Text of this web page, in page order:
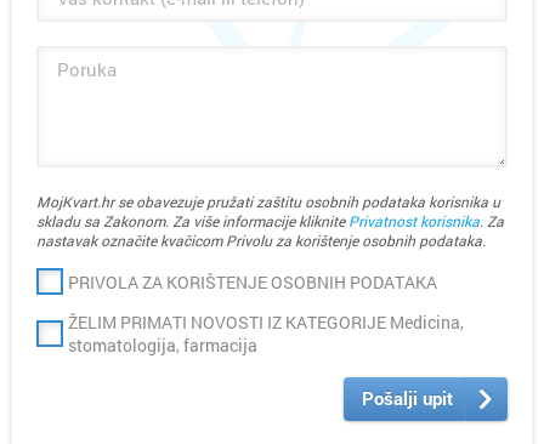
MojKvart.hr se obavezuje pružati zaštitu osobnih podataka korisnika u
skladu sa Zakonom. Za više informacije kliknitePrivatnost korisnika. Za
nastavak označite kvačicom Privolu za korištenje osobnih podataka.
PRIVOLA ZA KORIŠTENJE OSOBNIH PODATAKA
ŽELIM PRIMATI NOVOSTI IZ KATEGORIJE Medicina,
stomatologija, farmacija
Pošalji upit